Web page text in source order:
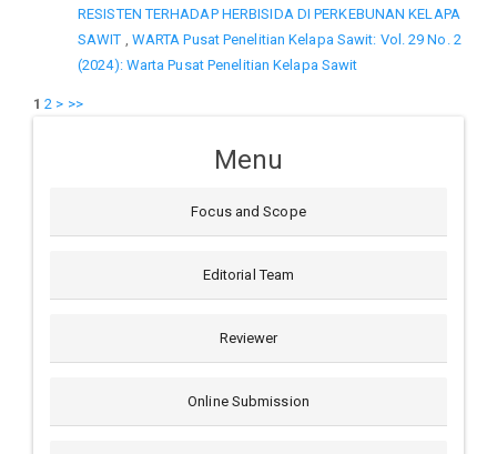
RESISTEN TERHADAP HERBISIDA DI PERKEBUNAN KELAPA
SAWIT , WARTA Pusat Penelitian Kelapa Sawit: Vol. 29 No. 2
(2024): Warta Pusat Penelitian Kelapa Sawit
1 2 > >>
Menu
Focus and Scope
Editorial Team
Reviewer
Online Submission